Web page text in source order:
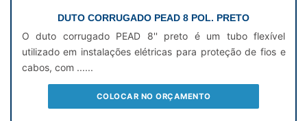
DUTO CORRUGADO PEAD 8 POL. PRETO
O duto corrugado PEAD 8'' preto é um tubo flexível
utilizado em instalações elétricas para proteção de fios e
cabos, com ......
COLOCAR NO ORÇAMENTO